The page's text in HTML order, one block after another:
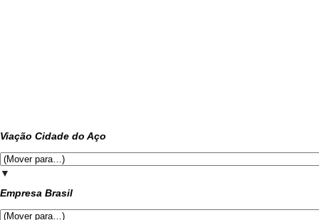
Viação Cidade do Aço
▼
Empresa Brasil